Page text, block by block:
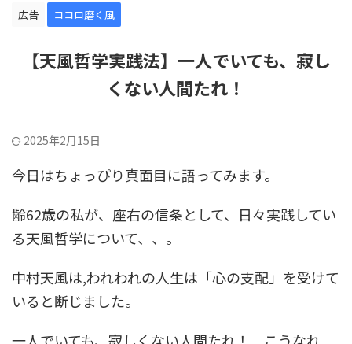
広告
ココロ磨く風
【天風哲学実践法】一人でいても、寂し
くない人間たれ！
2025年2月15日
今日はちょっぴり真面目に語ってみます。
齢62歳の私が、座右の信条として、日々実践してい
る天風哲学について、、。
中村天風は,われわれの人生は「心の支配」を受けて
いると断じました。
一人でいても、寂しくない人間たれ！ こうなれ